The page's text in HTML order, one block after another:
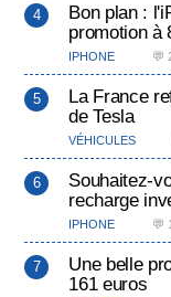
Bon plan :
promotion à
IPHONE 💬
La France
de Tesla
VÉHICULES
Souhaitez-
recharge
IPHONE 💬
Une belle
161 euros